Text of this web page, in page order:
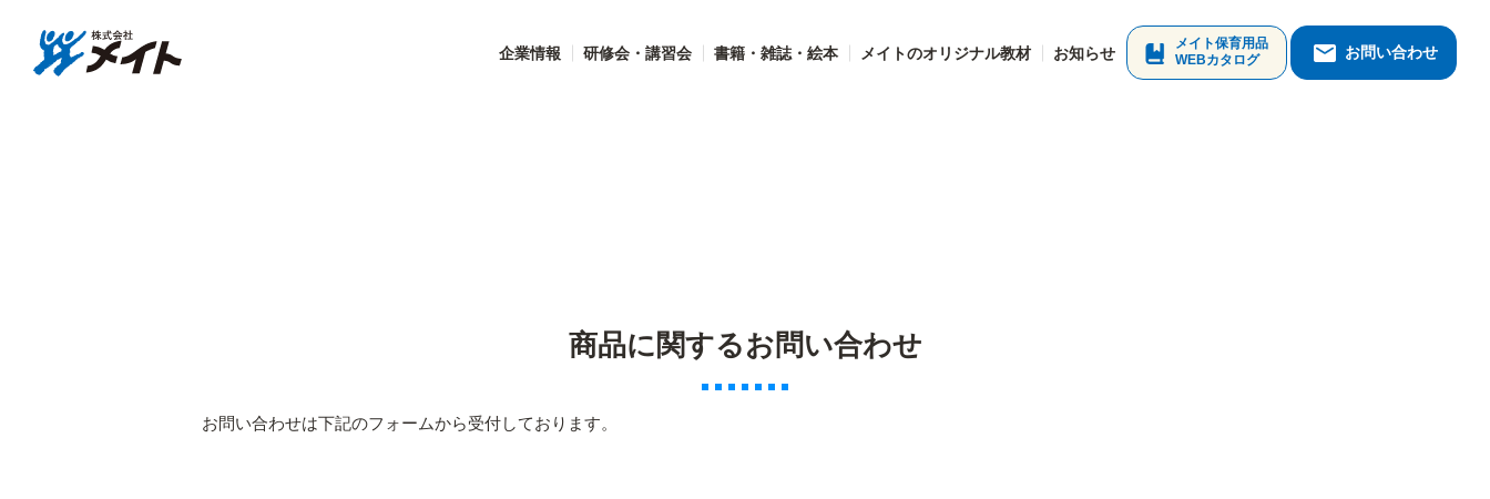
企業情報 研修会・講習会 書籍・雑誌・絵本 メイトのオリジナル教材 お知らせ
メイト保育用品
WEBカタログ
お問い合わせ
商品に関するお問い合わせ
お問い合わせは下記のフォームから受付しております。